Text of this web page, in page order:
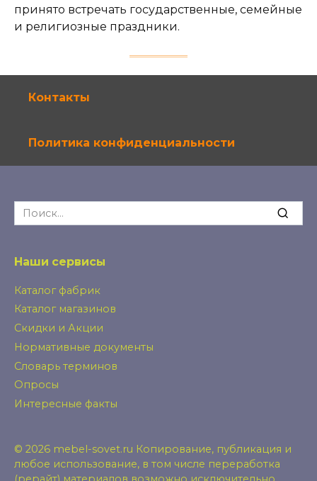
принято встречать государственные, семейные
и религиозные праздники.
Контакты
Политика конфиденциальности
Search
for:
Наши сервисы
Каталог фабрик
Каталог магазинов
Скидки и Акции
Нормативные документы
Словарь терминов
Опросы
Интересные факты
© 2026 mebel-sovet.ru Копирование, публикация и
любое использование, в том числе переработка